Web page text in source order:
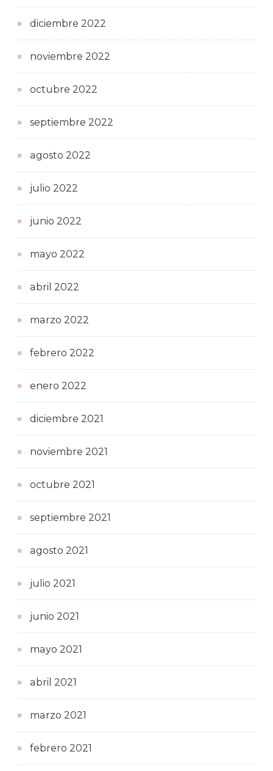
diciembre 2022
noviembre 2022
octubre 2022
septiembre 2022
agosto 2022
julio 2022
junio 2022
mayo 2022
abril 2022
marzo 2022
febrero 2022
enero 2022
diciembre 2021
noviembre 2021
octubre 2021
septiembre 2021
agosto 2021
julio 2021
junio 2021
mayo 2021
abril 2021
marzo 2021
febrero 2021